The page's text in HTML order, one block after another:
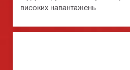
високих навантажень